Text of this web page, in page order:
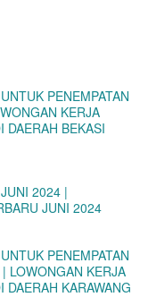
PENEMPATAN
KERJA
DAERAH BEKASI
2024 |
JUNI 2024
PENEMPATAN
LOWONGAN KERJA
DAERAH KARAWANG